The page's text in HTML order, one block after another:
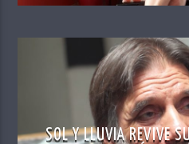
SOL Y LLUVIA REVIVE